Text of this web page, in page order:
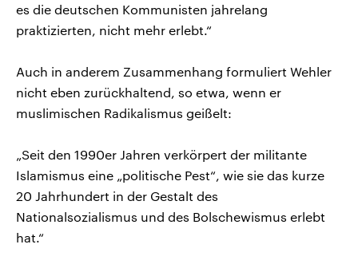
es die deutschen Kommunisten jahrelang
praktizierten, nicht mehr erlebt.“
Auch in anderem Zusammenhang formuliert Wehler
nicht eben zurückhaltend, so etwa, wenn er
muslimischen Radikalismus geißelt:
„Seit den 1990er Jahren verkörpert der militante
Islamismus eine „politische Pest“, wie sie das kurze
20 Jahrhundert in der Gestalt des
Nationalsozialismus und des Bolschewismus erlebt
hat.“